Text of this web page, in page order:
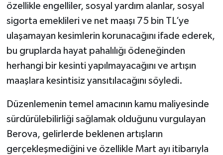
özellikle engelliler, sosyal yardım alanlar, sosyal
sigorta emeklileri ve net maaşı 75 bin TL’ye
ulaşamayan kesimlerin korunacağını ifade ederek,
bu gruplarda hayat pahalılığı ödeneğinden
herhangi bir kesinti yapılmayacağını ve artışın
maaşlara kesintisiz yansıtılacağını söyledi.
Düzenlemenin temel amacının kamu maliyesinde
sürdürülebilirliği sağlamak olduğunu vurgulayan
Berova, gelirlerde beklenen artışların
gerçekleşmediğini ve özellikle Mart ayı itibarıyla